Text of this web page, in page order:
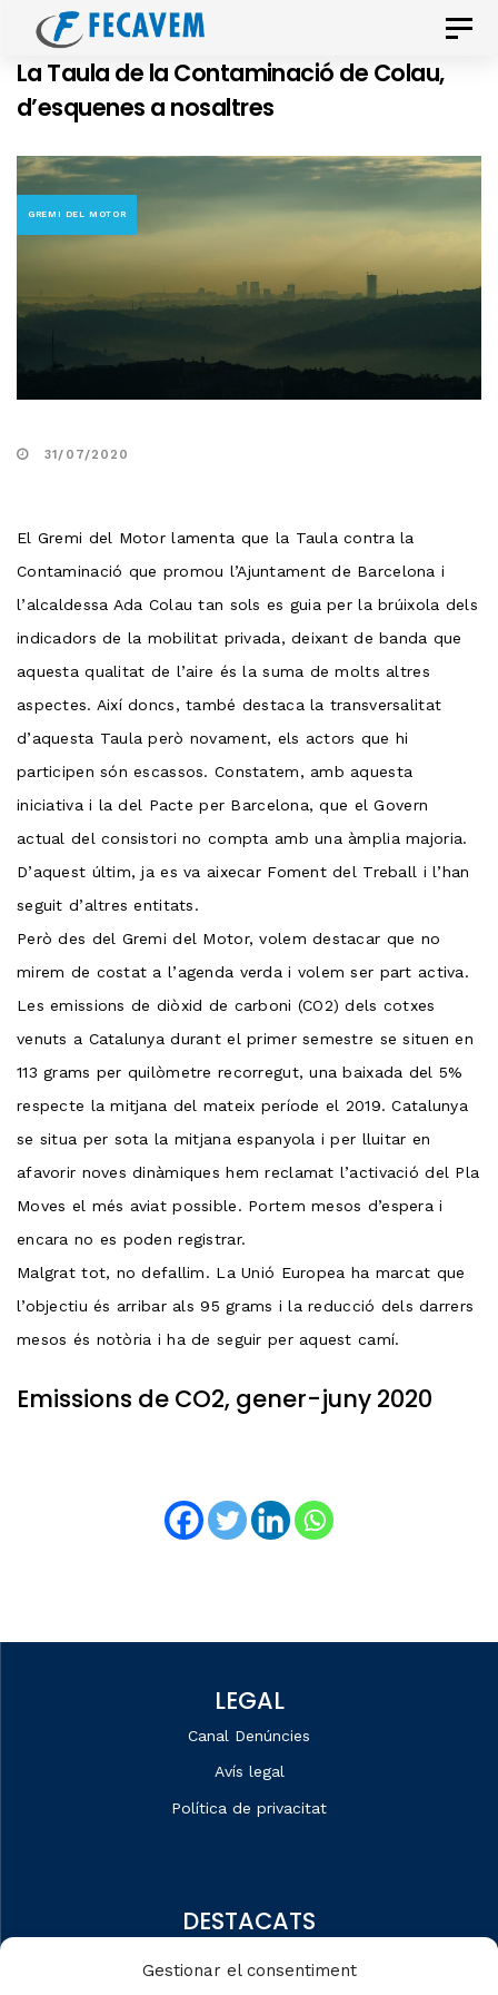
Gestionar el consentiment
Skip
links
primary
navigation
content
Toggle
La Taula de la Contaminació de Colau,
d’esquenes a nosaltres
GREMI DEL MOTOR
31/07/2020
El Gremi del Motor lamenta que la Taula contra la
Contaminació que promou l’Ajuntament de Barcelona i
l’alcaldessa Ada Colau tan sols es guia per la brúixola dels
indicadors de la mobilitat privada, deixant de banda que
aquesta qualitat de l’aire és la suma de molts altres
aspectes. Així doncs, també destaca la transversalitat
d’aquesta Taula però novament, els actors que hi
participen són escassos. Constatem, amb aquesta
iniciativa i la del Pacte per Barcelona, que el Govern
actual del consistori no compta amb una àmplia majoria.
D’aquest últim, ja es va aixecar Foment del Treball i l’han
seguit d’altres entitats.
Però des del Gremi del Motor, volem destacar que no
mirem de costat a l’agenda verda i volem ser part activa.
Les emissions de diòxid de carboni (CO2) dels cotxes
venuts a Catalunya durant el primer semestre se situen en
113 grams per quilòmetre recorregut, una baixada del 5%
respecte la mitjana del mateix període el 2019. Catalunya
se situa per sota la mitjana espanyola i per lluitar en
afavorir noves dinàmiques hem reclamat l’activació del Pla
Moves el més aviat possible. Portem mesos d’espera i
encara no es poden registrar.
Malgrat tot, no defallim. La Unió Europea ha marcat que
l’objectiu és arribar als 95 grams i la reducció dels darrers
mesos és notòria i ha de seguir per aquest camí.
Emissions de CO2, gener-juny 2020
LEGAL
Canal Denúncies
Avís legal
Política de privacitat
DESTACATS